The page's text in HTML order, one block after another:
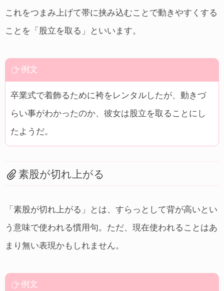
これをつまみ上げて帯に挟み込むことで動きやすくする
ことを「股立を取る」といいます。
例文
卒業式で着飾るために袴をレンタルしたが、動きづ
らい事がわかったのか、彼女は股立を取ることにし
たようだ。
素股が切れ上がる
「素股が切れ上がる」とは、すらっとして背が高いとい
う意味で使われる慣用句。ただ、現在使われることはあ
まり無い表現かもしれません。
例文